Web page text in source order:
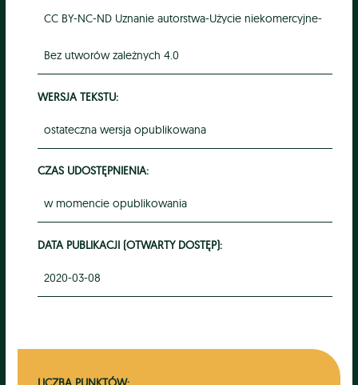
CC BY-NC-ND Uznanie autorstwa-Użycie niekomercyjne-
Bez utworów zależnych 4.0
WERSJA TEKSTU:
ostateczna wersja opublikowana
CZAS UDOSTĘPNIENIA:
w momencie opublikowania
DATA PUBLIKACJI (OTWARTY DOSTĘP):
2020-03-08